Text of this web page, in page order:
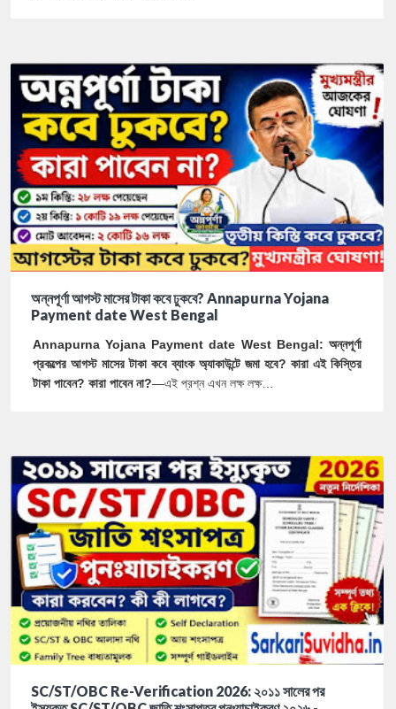
অন্নপূর্ণা আগস্ট মাসের টাকা কবে ঢুকবে? Annapurna Yojana
Payment date West Bengal
Annapurna Yojana Payment date West Bengal: অন্নপূর্ণা
প্রকল্পের আগস্ট মাসের টাকা কবে ব্যাংক অ্যাকাউন্টে জমা হবে? কারা এই কিস্তির
টাকা পাবেন? কারা পাবেন না?—এই প্রশ্ন এখন লক্ষ লক্ষ…
SC/ST/OBC Re-Verification 2026: ২০১১ সালের পর